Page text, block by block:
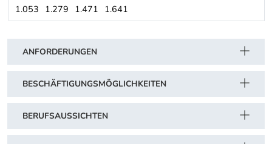
Flughafenbetriebsgesellschaften, z.B. Vienna International
1.053 1.279 1.471 1.641
ANFORDERUNGEN
BESCHÄFTIGUNGSMÖGLICHKEITEN
BERUFSAUSSICHTEN